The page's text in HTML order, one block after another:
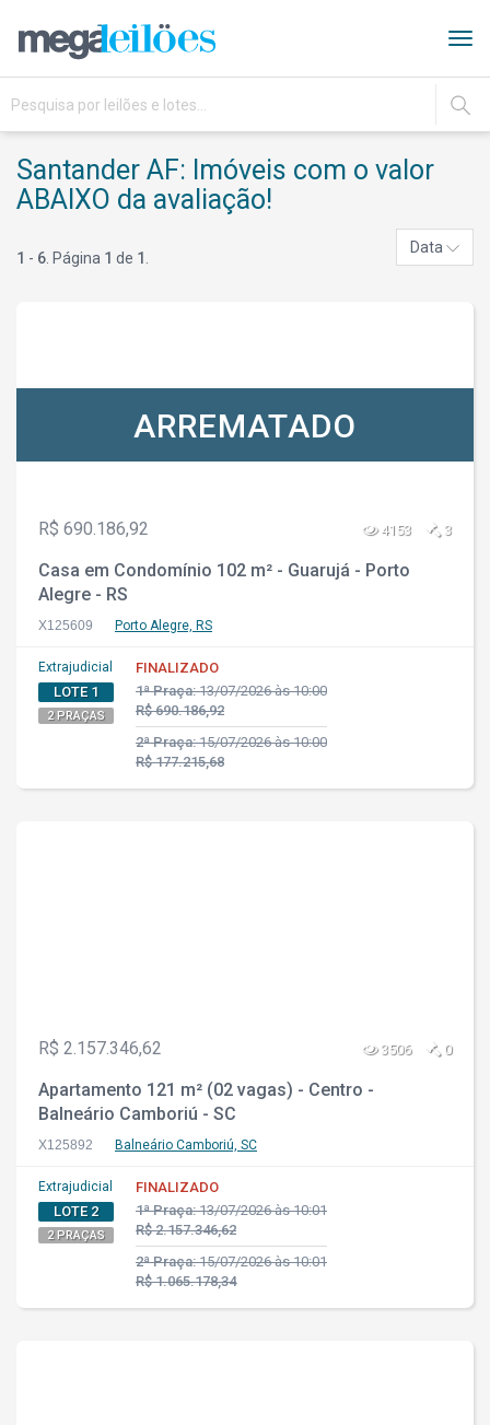
IR
Santander AF: Imóveis com o valor
ABAIXO da avaliação!
1 - 6 . Página 1 de 1
Data
ARREMATADO
R$ 690.186,92 4153 3
Casa em Condomínio 102 m² - Guarujá - Porto
Alegre - RS
X125609 Porto Alegre, RS
Extrajudicial
LOTE 1
2 PRAÇAS
FINALIZADO
1ª Praça:13/07/2026 às 10:00
R$ 690.186,92
2ª Praça:15/07/2026 às 10:00
R$ 177.215,68
R$ 2.157.346,62 3506 0
Apartamento 121 m² (02 vagas) - Centro -
Balneário Camboriú - SC
X125892 Balneário Camboriú, SC
Extrajudicial
LOTE 2
2 PRAÇAS
FINALIZADO
1ª Praça:13/07/2026 às 10:01
R$ 2.157.346,62
2ª Praça:15/07/2026 às 10:01
R$ 1.065.178,34